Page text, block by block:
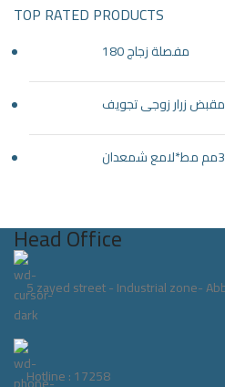
TOP RATED PRODUCTS
مفصلة زجاج 180
مقبض زرار زوجى تجويف
Head Office
5 zayed street - Industrial zone-
Hotline : 17258